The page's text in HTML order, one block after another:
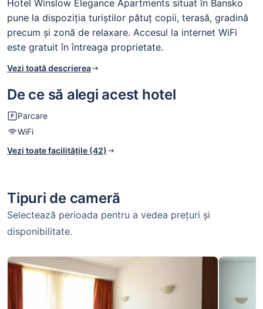
Hotel Winslow Elegance Apartments situat în Bansko
pune la dispoziția turiștilor pătuț copii, terasă, gradină
precum și zonă de relaxare. Accesul la internet WiFi
este gratuit în întreaga proprietate.
Vezi toată descrierea
De ce să alegi acest hotel
Parcare
WiFi
Vezi toate facilitățile (42)
Tipuri de cameră
Selectează perioada pentru a vedea prețuri și
disponibilitate.